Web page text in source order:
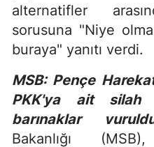
alternatifler
sorusuna "Niye
buraya" yanıtı verdi.
MSB: Pençe
PKK'ya ait silah
barınaklar
Bakanlığı